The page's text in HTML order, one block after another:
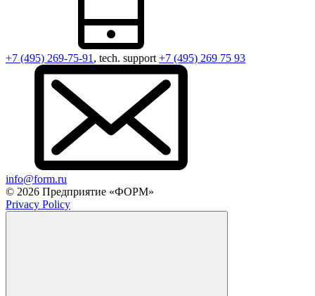
+7 (495) 269-75-91, tech. support+7 (495) 269 75 93
info@form.ru
© 2026 Предприятие «ФОРМ»
Privacy Policy